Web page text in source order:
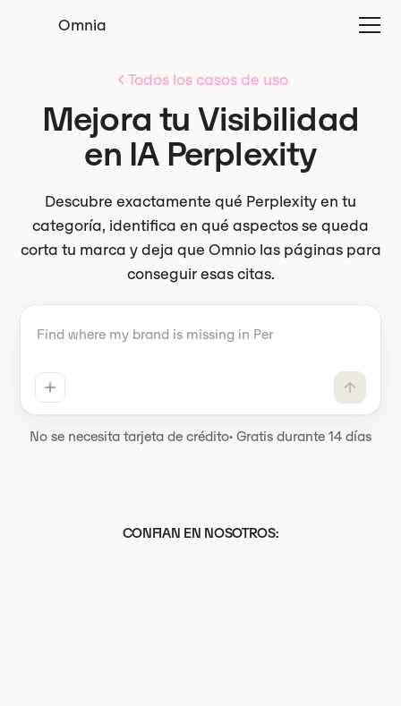
Omnia
Todos los casos de uso
Mejora tu Visibilidad
en IA Perplexity
Descubre exactamente qué Perplexity en tu
categoría, identifica en qué aspectos se queda
corta tu marca y deja que Omnio las páginas para
conseguir esas citas.
Dile Omnio tiene que hacer
No se necesita tarjeta de crédito· Gratis durante 14 días
CONFIAN EN NOSOTROS: